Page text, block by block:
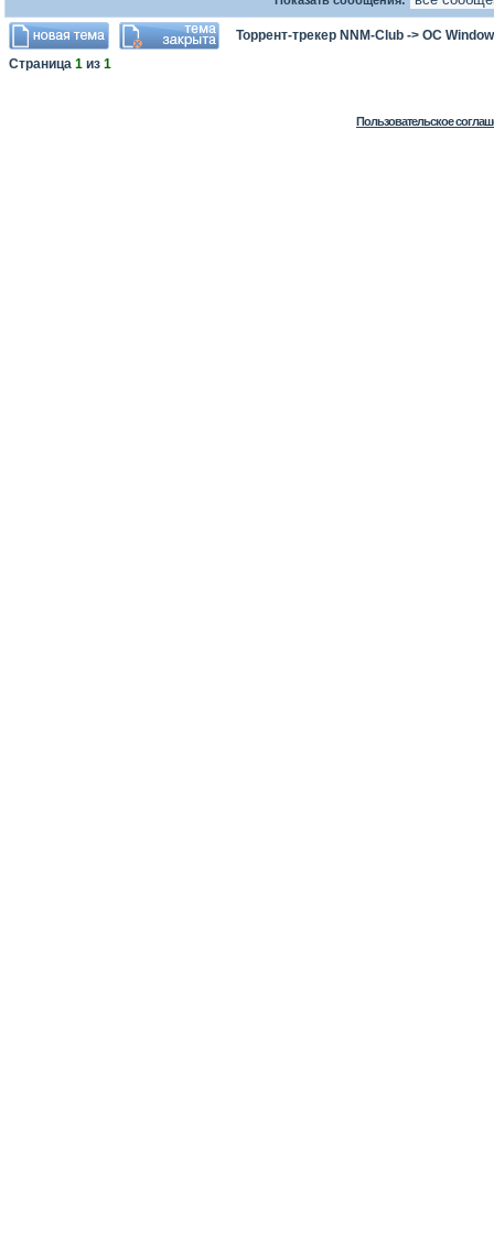
Торрент-трекер NNM-Club -> ОС
Страница 1 из 1
Пользовательское